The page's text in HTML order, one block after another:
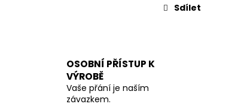
Sdílet
OSOBNÍ PŘÍSTUP K
VÝROBĚ
Vaše přání je naším
závazkem.